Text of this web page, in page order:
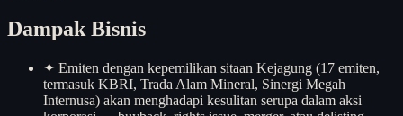
Dampak Bisnis
✦ Emiten dengan kepemilikan sitaan Kejagung (17 emiten,
termasuk KBRI, Trada Alam Mineral, Sinergi Megah
Internusa) akan menghadapi kesulitan serupa dalam aksi